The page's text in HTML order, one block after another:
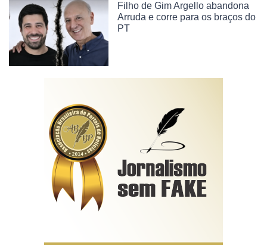
Filho de Gim Argello abandona
Arruda e corre para os braços do
PT